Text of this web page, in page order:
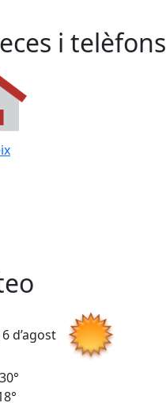
i telèfons
d’agost